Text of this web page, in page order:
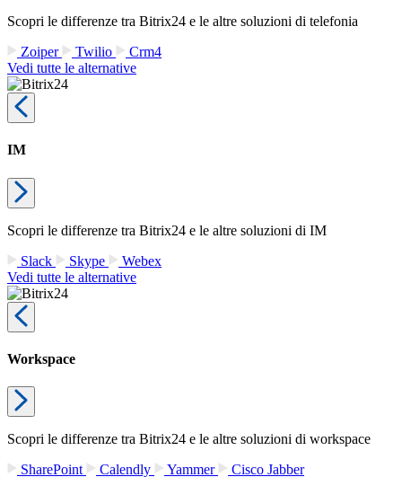
Scopri le differenze tra Bitrix24 e le altre soluzioni di telefonia
Zoiper
Twilio
Crm4
Vedi tutte le alternative
IM
Scopri le differenze tra Bitrix24 e le altre soluzioni di IM
Slack
Skype
Webex
Vedi tutte le alternative
Workspace
Scopri le differenze tra Bitrix24 e le altre soluzioni di workspace
SharePoint
Calendly Yammer Cisco Jabber